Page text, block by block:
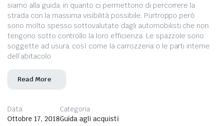
siamo alla guida, in quanto ci permettono di percorrere la
strada con la massima visibilità possibile. Purtroppo però
sono molto spesso sottovalutate dagli automobilisti che non
tengono sotto controllo la loro efficienza. Le spazzole sono
soggette ad usura, così come la carrozzeria o le parti interne
dell’abitacolo
Read More
Data
Ottobre 17, 2018
Categoria
Guida agli acquisti